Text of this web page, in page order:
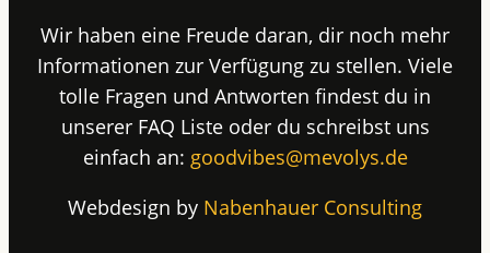
Wir haben eine Freude daran, dir noch mehr
Informationen zur Verfügung zu stellen. Viele
tolle Fragen und Antworten findest du in
unserer FAQ Liste oder du schreibst uns
einfach an: goodvibes@mevolys.de
Webdesign by Nabenhauer Consulting